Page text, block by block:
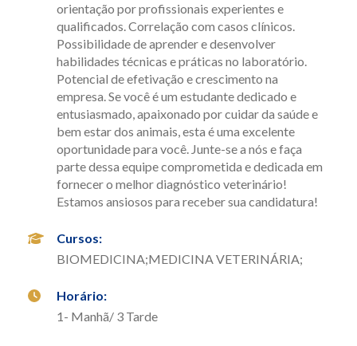
orientação por profissionais experientes e
qualificados. Correlação com casos clínicos.
Possibilidade de aprender e desenvolver
habilidades técnicas e práticas no laboratório.
Potencial de efetivação e crescimento na
empresa. Se você é um estudante dedicado e
entusiasmado, apaixonado por cuidar da saúde e
bem estar dos animais, esta é uma excelente
oportunidade para você. Junte-se a nós e faça
parte dessa equipe comprometida e dedicada em
fornecer o melhor diagnóstico veterinário!
Estamos ansiosos para receber sua candidatura!
Cursos:
BIOMEDICINA;MEDICINA VETERINÁRIA;
Horário:
1- Manhã/ 3 Tarde